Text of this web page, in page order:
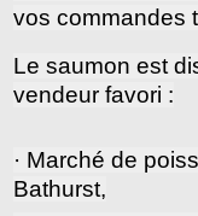
vos commandes
Le saumon est
vendeur favori :
· Marché de
Bathurst,